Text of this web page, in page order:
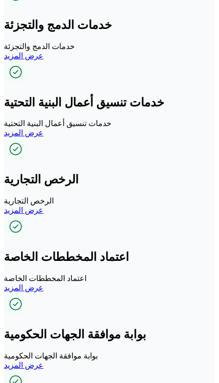
خدمات الدمج والتجزئة
خدمات الدمج والتجزئة
عرض المزيد
خدمات تنسيق أعمال البنية التحتية
خدمات تنسيق أعمال البنية التحتية
عرض المزيد
الرخص التجارية
الرخص التجارية
عرض المزيد
اعتماد المخططات الخاصة
اعتماد المخططات الخاصة
عرض المزيد
بوابة موافقة الجهات الحكومية
بوابة موافقة الجهات الحكومية
عرض المزيد